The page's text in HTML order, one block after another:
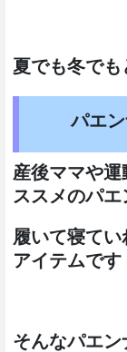
夏でも冬でも
パエ
産後ママや
ススメのパエ
履いて寝て
アイテムです
そんなパエ